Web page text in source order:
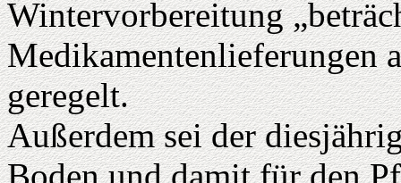
Wintervorbereitung
Medikamentenlieferungen
geregelt.
Außerdem sei der
Boden und damit für den